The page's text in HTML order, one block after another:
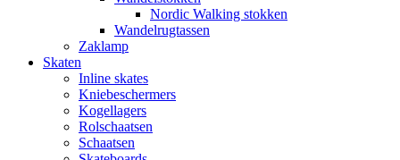
Nordic Walking stokken
Wandelrugtassen
Zaklamp
Skaten
Inline skates
Kniebeschermers
Kogellagers
Rolschaatsen
Schaatsen